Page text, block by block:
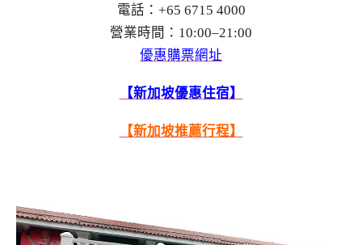
電話：+65 6715 4000
營業時間：10:00–21:00
優惠購票網址
【新加坡優惠住宿】
【新加坡推薦行程】